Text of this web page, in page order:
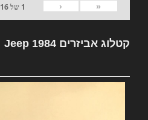
«
‹
1 של16
קטלוג אביזרים Jeep 1984